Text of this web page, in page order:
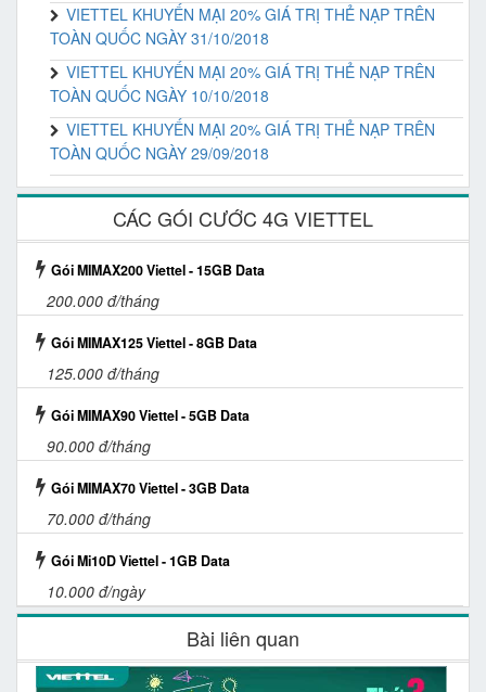
VIETTEL KHUYẾN MẠI 20% GIÁ TRỊ THẺ NẠP TRÊN
TOÀN QUỐC NGÀY 31/10/2018
VIETTEL KHUYẾN MẠI 20% GIÁ TRỊ THẺ NẠP TRÊN
TOÀN QUỐC NGÀY 10/10/2018
VIETTEL KHUYẾN MẠI 20% GIÁ TRỊ THẺ NẠP TRÊN
TOÀN QUỐC NGÀY 29/09/2018
CÁC GÓI CƯỚC 4G VIETTEL
Gói MIMAX200 Viettel - 15GB Data
200.000 đ/tháng
Gói MIMAX125 Viettel - 8GB Data
125.000 đ/tháng
Gói MIMAX90 Viettel - 5GB Data
90.000 đ/tháng
Gói MIMAX70 Viettel - 3GB Data
70.000 đ/tháng
Gói Mi10D Viettel - 1GB Data
10.000 đ/ngày
Bài liên quan